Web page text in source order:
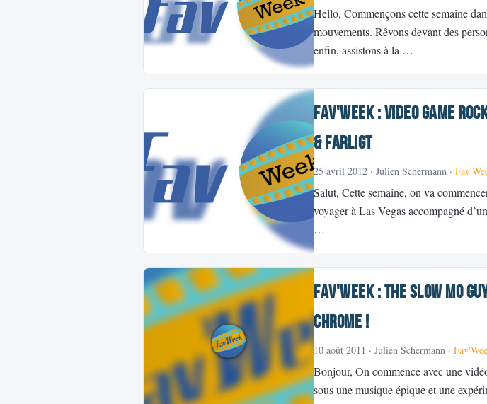
Hello, Commençons cette semaine
mouvements. Rêvons devant des
enfin, assistons à la …
Fav'Week : Video Game
& Farligt
25 avril 2012 · Julien Schermann ·
Salut, Cette semaine, on va
voyager à Las Vegas accompagné
…
Fav'Week : The Slow Mo
Chrome !
10 août 2011 · Julien Schermann ·
Bonjour, On commence avec une
sous une musique épique et une